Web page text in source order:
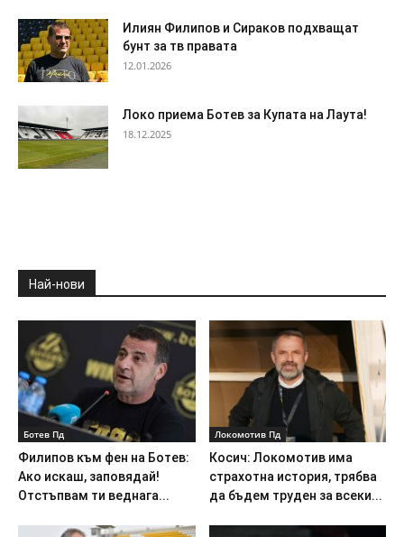
Илиян Филипов и Сираков подхващат
бунт за тв правата
12.01.2026
Локо приема Ботев за Купата на Лаута!
18.12.2025
Най-нови
Ботев Пд
Филипов към фен на Ботев:
Ако искаш, заповядай!
Отстъпвам ти веднага...
Локомотив Пд
Косич: Локомотив има
страхотна история, трябва
да бъдем труден за всеки...